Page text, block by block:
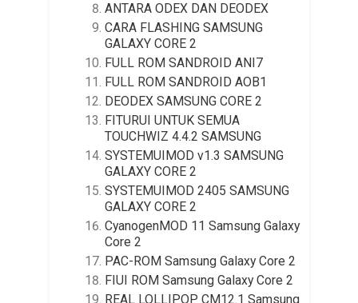
ANTARA ODEX DAN DEODEX
CARA FLASHING SAMSUNG
GALAXY CORE 2
FULL ROM SANDROID ANI7
FULL ROM SANDROID AOB1
DEODEX SAMSUNG CORE 2
FITURUI UNTUK SEMUA
TOUCHWIZ 4.4.2 SAMSUNG
SYSTEMUIMOD v1.3 SAMSUNG
GALAXY CORE 2
SYSTEMUIMOD 2405 SAMSUNG
GALAXY CORE 2
CyanogenMOD 11 Samsung Galaxy
Core 2
PAC-ROM Samsung Galaxy Core 2
FIUI ROM Samsung Galaxy Core 2
REAL LOLLIPOP CM12.1 Samsung